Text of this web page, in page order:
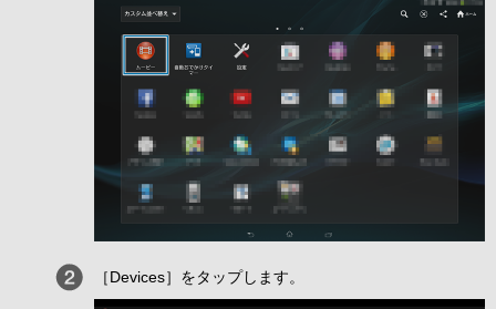
［Devices］をタップします。